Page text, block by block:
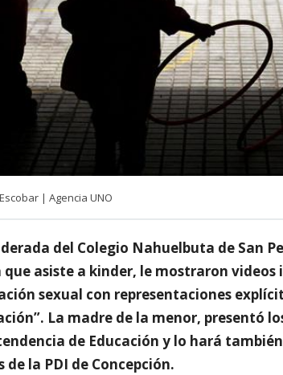
| Agencia UNO
del Colegio Nahuelbuta de San
que asiste a kinder, le mostraron videos
sexual con representaciones
La madre de la menor, presentó
de Educación y lo hará
de la PDI de Concepción.